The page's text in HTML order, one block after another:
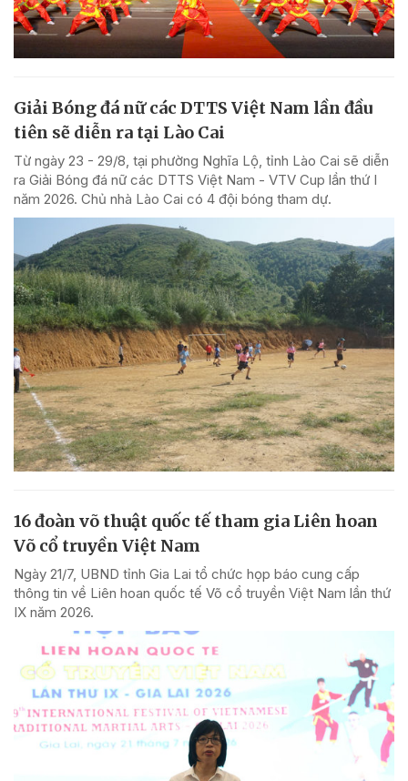
Giải Bóng đá nữ các DTTS Việt Nam lần đầu
tiên sẽ diễn ra tại Lào Cai
Từ ngày 23 - 29/8, tại phường Nghĩa Lộ, tỉnh Lào Cai sẽ diễn
ra Giải Bóng đá nữ các DTTS Việt Nam - VTV Cup lần thứ I
năm 2026. Chủ nhà Lào Cai có 4 đội bóng tham dự.
16 đoàn võ thuật quốc tế tham gia Liên hoan
Võ cổ truyền Việt Nam
Ngày 21/7, UBND tỉnh Gia Lai tổ chức họp báo cung cấp
thông tin về Liên hoan quốc tế Võ cổ truyền Việt Nam lần thứ
IX năm 2026.